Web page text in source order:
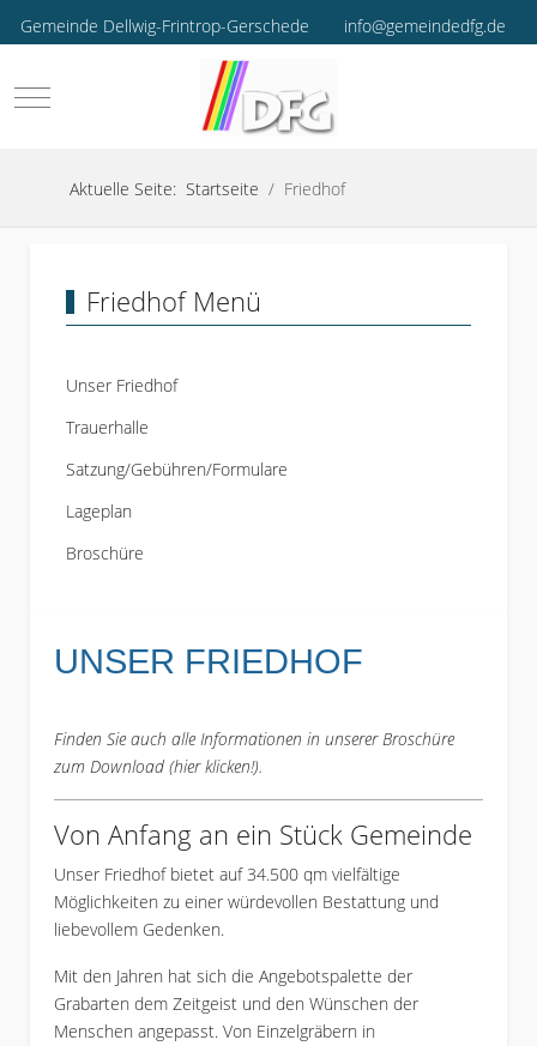
Gemeinde Dellwig-Frintrop-Gerschede info@gemeindedfg.de
Mobile Menu Toggle
Aktuelle Seite: Startseite Friedhof
Friedhof Menü
Unser Friedhof
Trauerhalle
Satzung/Gebühren/Formulare
Lageplan
Broschüre
UNSER FRIEDHOF
Finden Sie auch alle Informationen in unserer Broschüre
zum Download (hier klicken!).
Von Anfang an ein Stück Gemeinde
Unser Friedhof bietet auf 34.500 qm vielfältige
Möglichkeiten zu einer würdevollen Bestattung und
liebevollem Gedenken.
Mit den Jahren hat sich die Angebotspalette der
Grabarten dem Zeitgeist und den Wünschen der
Menschen angepasst. Von Einzelgräbern in